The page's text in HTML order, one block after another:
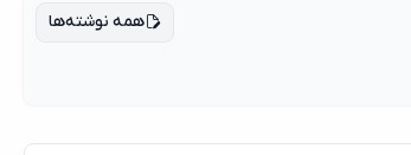
همه نوشته‌ها